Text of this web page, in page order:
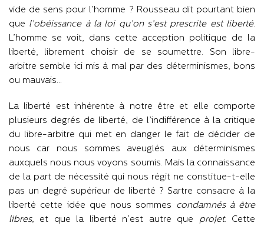
vide de sens pour l’homme ? Rousseau dit pourtant bien
que l’obéissance à la loi qu’on s’est prescrite est liberté.
L’homme se voit, dans cette acception politique de la
liberté, librement choisir de se soumettre. Son libre-
arbitre semble ici mis à mal par des déterminismes, bons
ou mauvais…
La liberté est inhérente à notre être et elle comporte
plusieurs degrés de liberté, de l’indifférence à la critique
du libre-arbitre qui met en danger le fait de décider de
nous car nous sommes aveuglés aux déterminismes
auxquels nous nous voyons soumis. Mais la connaissance
de la part de nécessité qui nous régit ne constitue-t-elle
pas un degré supérieur de liberté ? Sartre consacre à la
liberté cette idée que nous sommes condamnés à être
libres, et que la liberté n’est autre que projet. Cette